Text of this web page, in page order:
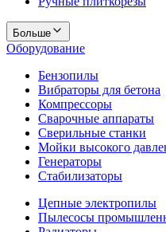
Больше
Оборудование
Бензопилы
Вибраторы для бетона
Компрессоры
Сварочные аппараты
Сверильные станки
Мойки высокого
Генераторы
Стабилизаторы
Цепные электропилы
Пылесосы